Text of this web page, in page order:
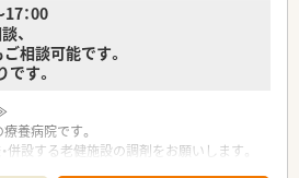
：00
、
相談可能です。
す。
養病院です。
併設する老健施設の調剤をお願いします。